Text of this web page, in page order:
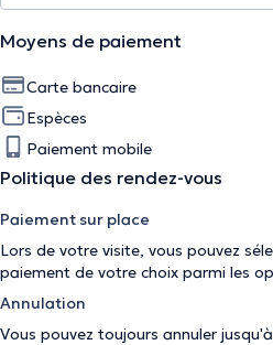
Moyens de paiement
Carte bancaire
Espèces
Paiement mobile
Politique des rendez-vous
Paiement sur place
Lors de votre visite, vous pouvez
paiement de votre choix parmi les
Annulation
Vous pouvez toujours annuler